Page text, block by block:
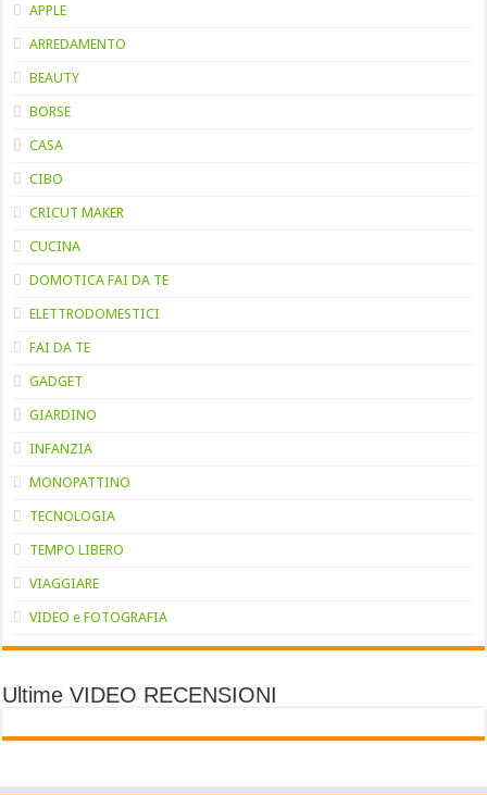
APPLE
ARREDAMENTO
BEAUTY
BORSE
CASA
CIBO
CRICUT MAKER
CUCINA
DOMOTICA FAI DA TE
ELETTRODOMESTICI
FAI DA TE
GADGET
GIARDINO
INFANZIA
MONOPATTINO
TECNOLOGIA
TEMPO LIBERO
VIAGGIARE
VIDEO e FOTOGRAFIA
Ultime VIDEO RECENSIONI